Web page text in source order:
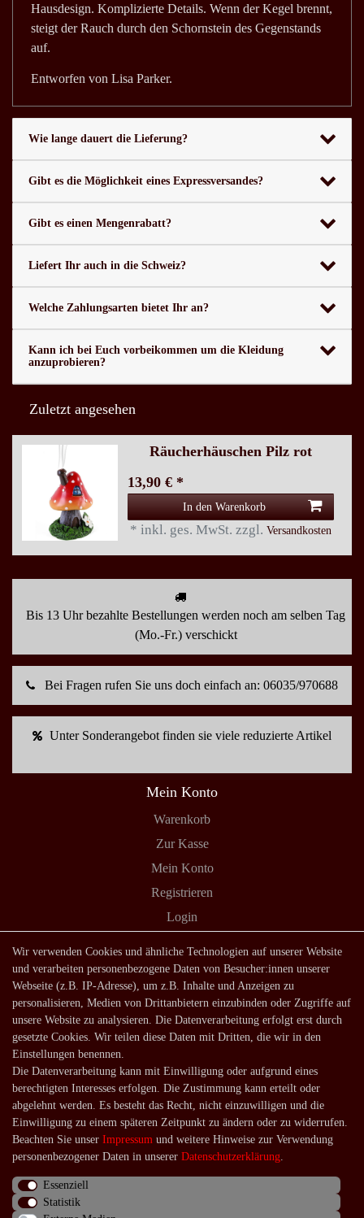
Hausdesign. Komplizierte Details. Wenn der Kegel brennt,
steigt der Rauch durch den Schornstein des Gegenstands
auf.
Entworfen von Lisa Parker.
Wie lange dauert die Lieferung?
Gibt es die Möglichkeit eines Expressversandes?
Gibt es einen Mengenrabatt?
Liefert Ihr auch in die Schweiz?
Welche Zahlungsarten bietet Ihr an?
Kann ich bei Euch vorbeikommen um die Kleidung
anzuprobieren?
Zuletzt angesehen
Räucherhäuschen Pilz rot
13,90 € *
In den Warenkorb
* inkl. ges. MwSt. zzgl. Versandkosten
Bis 13 Uhr bezahlte Bestellungen werden noch am selben Tag
(Mo.-Fr.) verschickt
Bei Fragen rufen Sie uns doch einfach an: 06035/970688
Unter Sonderangebot finden sie viele reduzierte Artikel
Mein Konto
Warenkorb
Zur Kasse
Mein Konto
Registrieren
Login
Shop
Lagerverkauf
Zahlungsarten
Versandarten und -kosten
Service
Kontakt
Häufige Fragen
Über uns
Wir verwenden Cookies und ähnliche Technologien auf unserer Website
und verarbeiten personenbezogene Daten von Besucher:innen unserer
Webseite (z.B. IP-Adresse), um z.B. Inhalte und Anzeigen zu
personalisieren, Medien von Drittanbietern einzubinden oder Zugriffe auf
unsere Website zu analysieren. Die Datenverarbeitung erfolgt erst durch
gesetzte Cookies. Wir teilen diese Daten mit Dritten, die wir in den
Einstellungen benennen.
Die Datenverarbeitung kann mit Einwilligung oder aufgrund eines
berechtigten Interesses erfolgen. Die Zustimmung kann erteilt oder
abgelehnt werden. Es besteht das Recht, nicht einzuwilligen und die
Einwilligung zu einem späteren Zeitpunkt zu ändern oder zu widerrufen.
Beachten Sie unser Impressum und weitere Hinweise zur Verwendung
personenbezogener Daten in unserer Daten­schutz­erklärung.
Essenziell
Statistik